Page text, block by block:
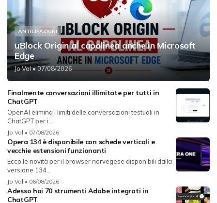
ANTICIPAZIONI
uBlock Origin al capolinea anche in Microsoft
Edge
Jo Val• 07/08/2026
Finalmente conversazioni illimitate per tutti in
ChatGPT
OpenAI elimina i limiti delle conversazioni testuali in
ChatGPT per i...
Jo Val • 07/08/2026
Opera 134 è disponibile con schede verticali e
vecchie estensioni funzionanti
Ecco le novità per il browser norvegese disponibili dalla
versione 134...
Jo Val • 06/08/2026
Adesso hai 70 strumenti Adobe integrati in
ChatGPT